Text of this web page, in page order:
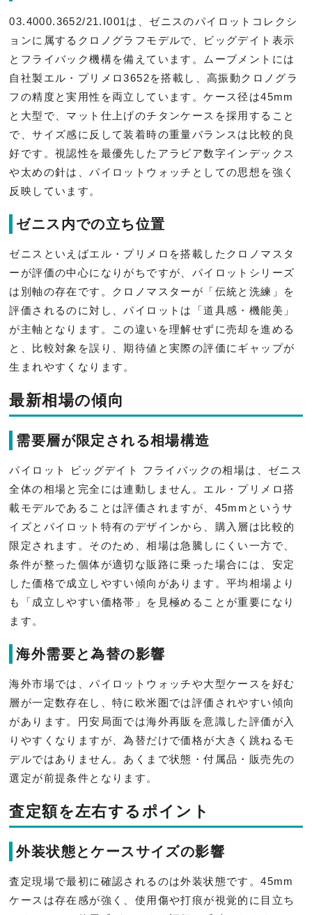
03.4000.3652/21.I001は、ゼニスのパイロットコレクシ
ョンに属するクロノグラフモデルで、ビッグデイト表示
とフライバック機構を備えています。ムーブメントには
自社製エル・プリメロ3652を搭載し、高振動クロノグラ
フの精度と実用性を両立しています。ケース径は45mm
と大型で、マット仕上げのチタンケースを採用すること
で、サイズ感に反して装着時の重量バランスは比較的良
好です。視認性を最優先したアラビア数字インデックス
や太めの針は、パイロットウォッチとしての思想を強く
反映しています。
ゼニス内での立ち位置
ゼニスといえばエル・プリメロを搭載したクロノマスタ
ーが評価の中心になりがちですが、パイロットシリーズ
は別軸の存在です。クロノマスターが「伝統と洗練」を
評価されるのに対し、パイロットは「道具感・機能美」
が主軸となります。この違いを理解せずに売却を進める
と、比較対象を誤り、期待値と実際の評価にギャップが
生まれやすくなります。
最新相場の傾向
需要層が限定される相場構造
パイロット ビッグデイト フライバックの相場は、ゼニス
全体の相場と完全には連動しません。エル・プリメロ搭
載モデルであることは評価されますが、45mmというサ
イズとパイロット特有のデザインから、購入層は比較的
限定されます。そのため、相場は急騰しにくい一方で、
条件が整った個体が適切な販路に乗った場合には、安定
した価格で成立しやすい傾向があります。平均相場より
も「成立しやすい価格帯」を見極めることが重要になり
ます。
海外需要と為替の影響
海外市場では、パイロットウォッチや大型ケースを好む
層が一定数存在し、特に欧米圏では評価されやすい傾向
があります。円安局面では海外再販を意識した評価が入
りやすくなりますが、為替だけで価格が大きく跳ねるモ
デルではありません。あくまで状態・付属品・販売先の
選定が前提条件となります。
査定額を左右するポイント
外装状態とケースサイズの影響
査定現場で最初に確認されるのは外装状態です。45mm
ケースは存在感が強く、使用傷や打痕が視覚的に目立ち